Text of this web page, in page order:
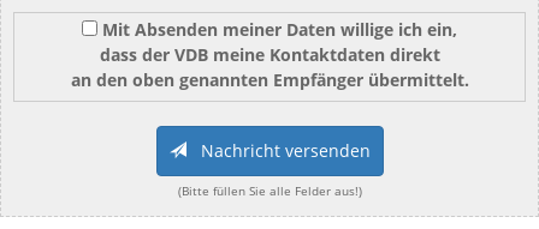
Mit Absenden meiner Daten willige ich ein,
dass der VDB meine Kontaktdaten direkt
an den oben genannten Empfänger übermittelt.
Nachricht versenden
(Bitte füllen Sie alle Felder aus!)